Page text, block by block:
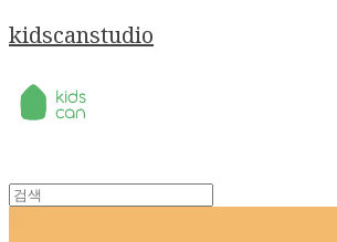
kidscanstudio